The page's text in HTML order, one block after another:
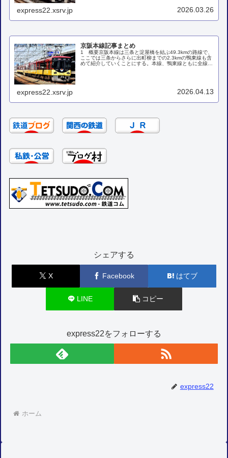
express22.xsrv.jp 2026.03.26
京阪本線記事まとめ
1 概要京阪本線は三条と淀屋橋を結ぶ49.3kmの路線で、
ここでは三条からさらに出町柳までの2.3kmの鴨東線も含
めて紹介していくことにする。本線、鴨東線ともに全線複
express22.xsrv.jp 2026.04.13
シェアする
X Facebook はてブ
LINE コピー
express22をフォローする
express22
ホーム